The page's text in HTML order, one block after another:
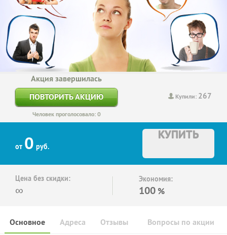
Купили: 267
Акция завершилась
ПОВТОРИТЬ АКЦИЮ
Человек проголосовало: 0
от 0 руб.
КУПИТЬ
Цена без скидки:
∞
Экономия:
100 %
Основное Отзывы Вопросы по акции
Адреса